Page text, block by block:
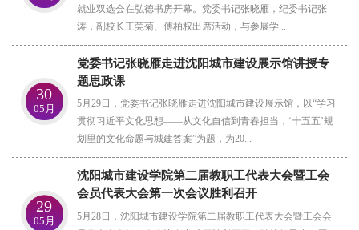
就业双选会在弘德书房开幕。党委书记张晓雁，纪委书记张
涛，副校长王莞菊、傅柏权出席活动，与参展学...
30
05月
党委书记张晓雁走进沈阳城市建设展示馆讲授专
题思政课
5月29日，党委书记张晓雁走进沈阳城市建设展示馆，以“学习
贯彻习近平文化思想——从文化自信到青春担当，‘十五五’规
划里的文化命题与城建答案”为题，为20...
29
05月
沈阳城市建设学院第二届教职工代表大会暨工会
会员代表大会第一次会议胜利召开
5月28日，沈阳城市建设学院第二届教职工代表大会暨工会会